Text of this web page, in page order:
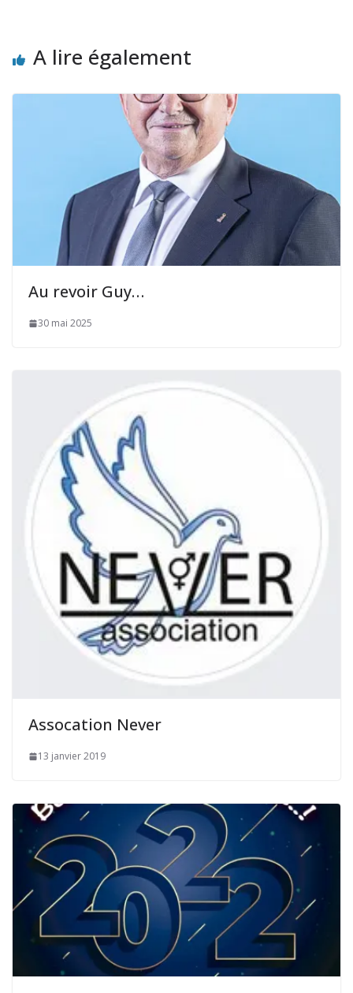
A lire également
Au revoir Guy…
30 mai 2025
Assocation Never
13 janvier 2019